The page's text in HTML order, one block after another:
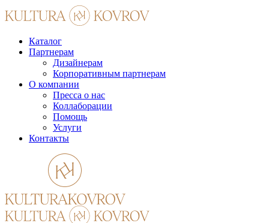
Каталог
Партнерам
Дизайнерам
Корпоративным партнерам
О компании
Пресса о нас
Коллаборации
Помощь
Услуги
Контакты